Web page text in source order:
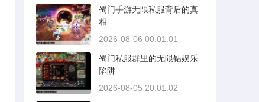
蜀门手游无限私服背后的真
相
2026-08-06 00:01:01
蜀门私服群里的无限钻娱乐
陷阱
2026-08-05 20:01:02